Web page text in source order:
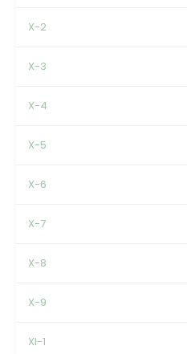
X-2
X-3
X-4
X-5
X-6
X-7
X-8
X-9
XI-1